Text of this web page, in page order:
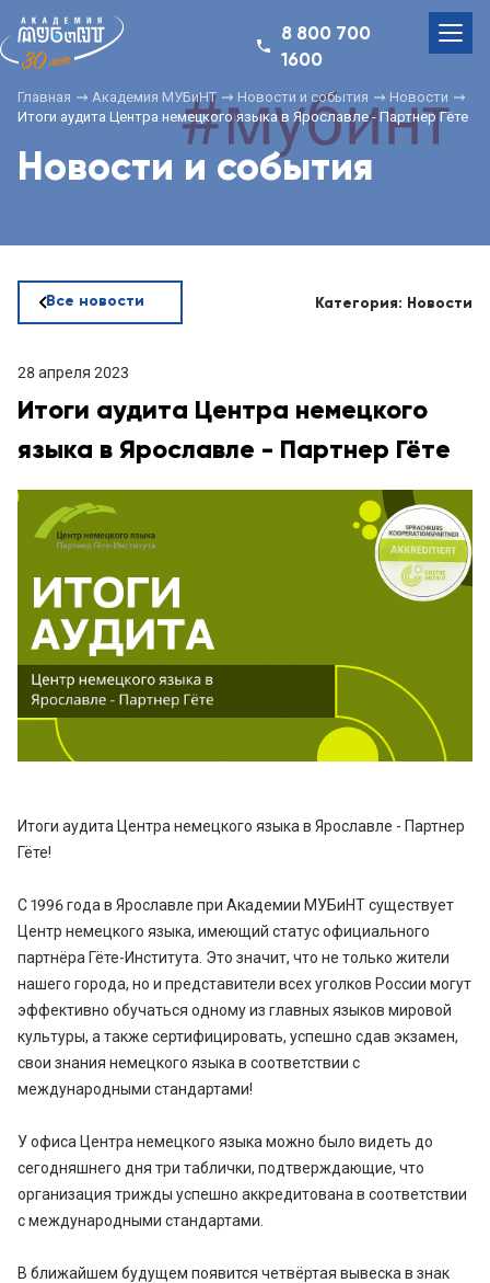
8 800 700
1600
Главная Академия МУБиНТ Новости и события
Новости
Итоги аудита Центра немецкого языка в Ярославле - Партнер Гёте
Новости и события
Все новости Категория: Новости
28 апреля 2023
Итоги аудита Центра немецкого
языка в Ярославле - Партнер Гёте
Итоги аудита Центра немецкого языка в Ярославле - Партнер
Гёте!
С 1996 года в Ярославле при Академии МУБиНТ существует
Центр немецкого языка, имеющий статус официального
партнёра Гёте-Института. Это значит, что не только жители
нашего города, но и представители всех уголков России могут
эффективно обучаться одному из главных языков мировой
культуры, а также сертифицировать, успешно сдав экзамен,
свои знания немецкого языка в соответствии с
международными стандартами!
У офиса Центра немецкого языка можно было видеть до
сегодняшнего дня три таблички, подтверждающие, что
организация трижды успешно аккредитована в соответствии
с международными стандартами.
В ближайшем будущем появится четвёртая вывеска в знак